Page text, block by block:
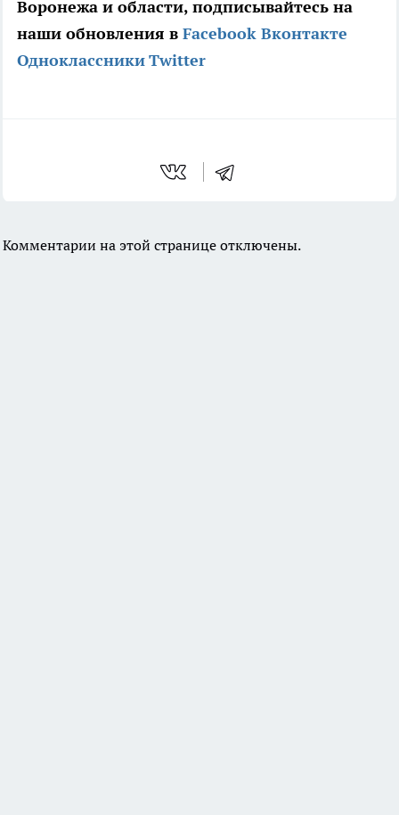
Воронежа и области, подписывайтесь на
наши обновления в Facebook Вконтакте
ОдноклассникиTwitter
Комментарии на этой странице отключены.